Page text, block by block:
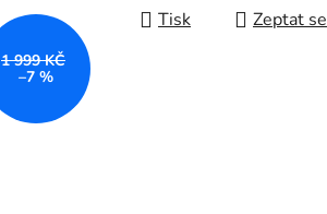
Tisk Zeptat se
1 999 KČ
–7 %